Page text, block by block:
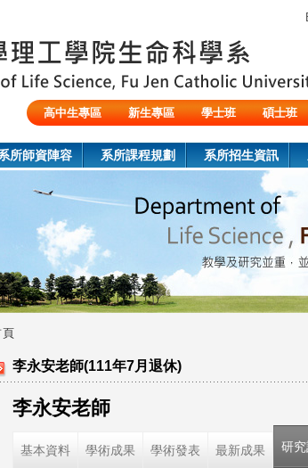
高中生專區 新生專區 學士班 碩士班
所師資陣容 系所課程規劃 系所招生資訊
頁
李永安老師(111年7月退休)
李永安老師
基本資料 學術成果 學術發表 最新成果 研